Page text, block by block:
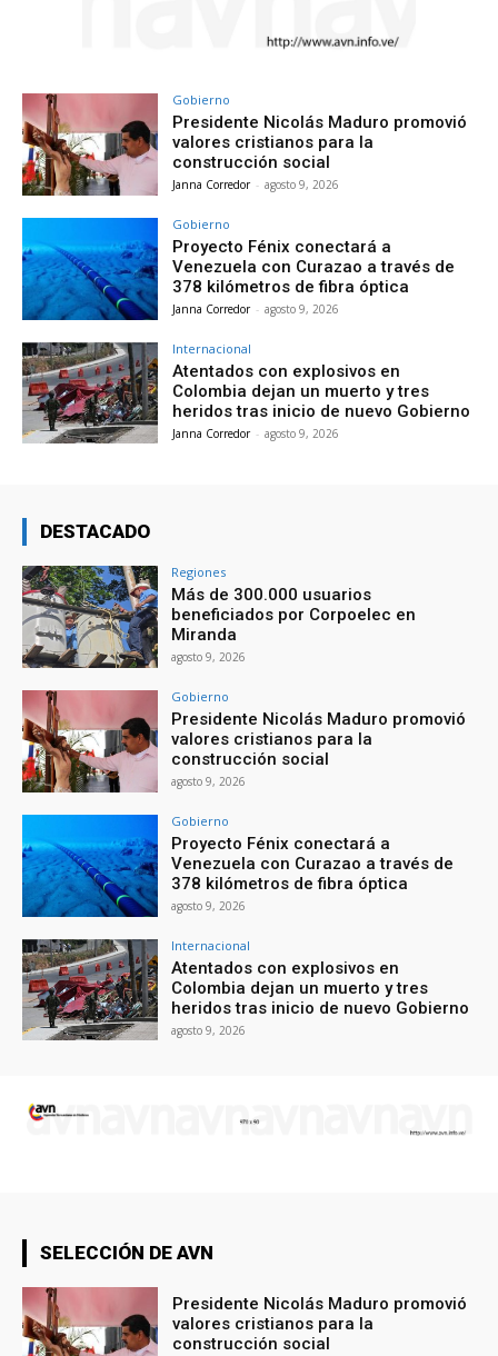
Gobierno
Presidente Nicolás Maduro promovió
valores cristianos para la
construcción social
Janna Corredor - agosto 9, 2026
Gobierno
Proyecto Fénix conectará a
Venezuela con Curazao a través de
378 kilómetros de fibra óptica
Janna Corredor - agosto 9, 2026
Internacional
Atentados con explosivos en
Colombia dejan un muerto y tres
heridos tras inicio de nuevo Gobierno
Janna Corredor - agosto 9, 2026
DESTACADO
Regiones
Más de 300.000 usuarios
beneficiados por Corpoelec en
Miranda
agosto 9, 2026
Gobierno
Presidente Nicolás Maduro promovió
valores cristianos para la
construcción social
agosto 9, 2026
Gobierno
Proyecto Fénix conectará a
Venezuela con Curazao a través de
378 kilómetros de fibra óptica
agosto 9, 2026
Internacional
Atentados con explosivos en
Colombia dejan un muerto y tres
heridos tras inicio de nuevo Gobierno
agosto 9, 2026
SELECCIÓN DE AVN
Presidente Nicolás Maduro promovió
valores cristianos para la
construcción social